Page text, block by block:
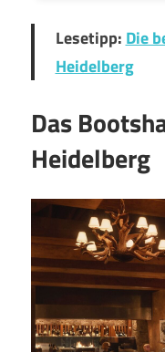
Lesetipp: Die
Heidelberg
Das
Heidelberg